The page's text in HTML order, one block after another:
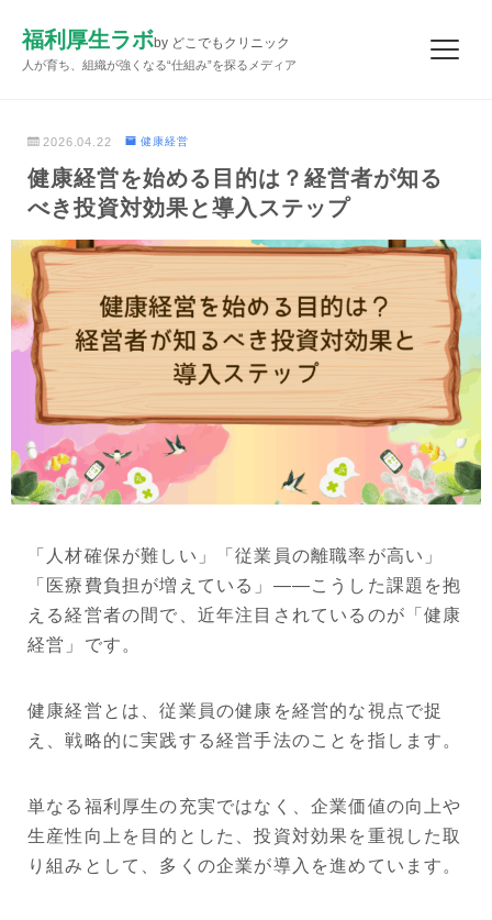
福利厚生ラボby どこでもクリニック
人が育ち、組織が強くなる“仕組み”を探るメディア
2026.04.22 健康経営
健康経営を始める目的は？経営者が知る
べき投資対効果と導入ステップ
「人材確保が難しい」「従業員の離職率が高い」
「医療費負担が増えている」――こうした課題を抱
える経営者の間で、近年注目されているのが「健康
経営」です。
健康経営とは、従業員の健康を経営的な視点で捉
え、戦略的に実践する経営手法のことを指します。
単なる福利厚生の充実ではなく、企業価値の向上や
生産性向上を目的とした、投資対効果を重視した取
り組みとして、多くの企業が導入を進めています。